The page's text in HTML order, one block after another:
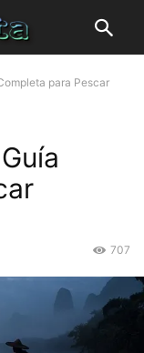
para Pescar
707